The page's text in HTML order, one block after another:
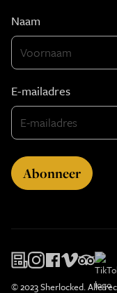
Naam
E-mailadres
© 2023 Sherlocked. Alle